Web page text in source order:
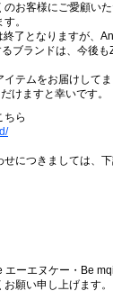
お客様にご愛顧い
。
了となりますが、
ブランドは、今後
テムをお届けして
けますと幸いです。
ちら
につきましては、下
ーエヌケー・Be
願い申し上げます。